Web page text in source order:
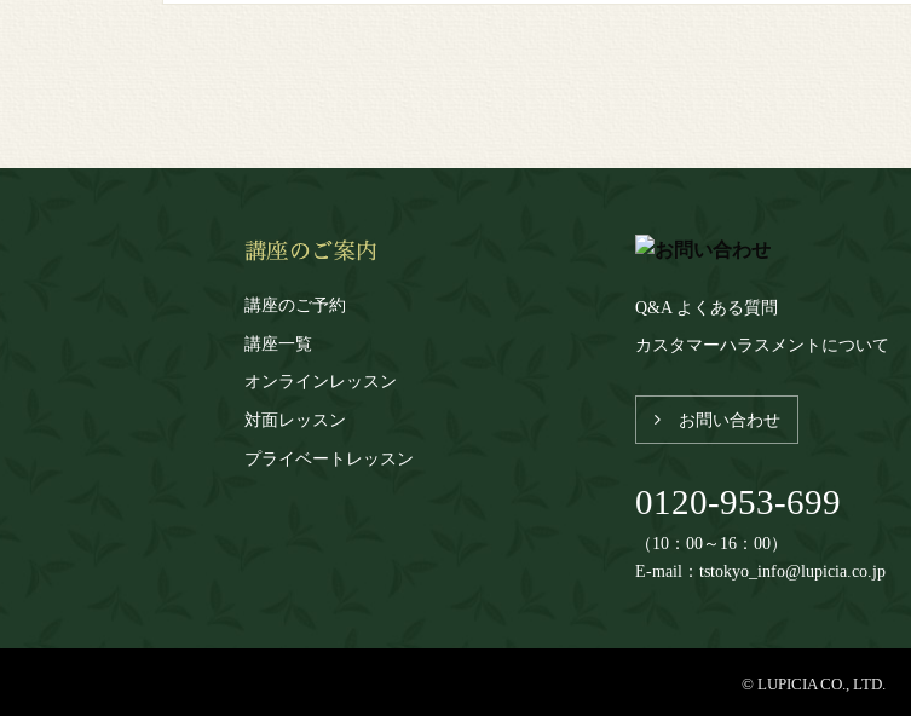
講座のご予約
講座一覧
オンラインレッスン
対面レッスン
プライベートレッスン
Q&A よくある質問
カスタマーハラスメントについて
お問い合わせ
0120-953-699
（10：00～16：00）
E-mail：tstokyo_info@lupicia.co.jp
© LUPICIA CO., LTD.